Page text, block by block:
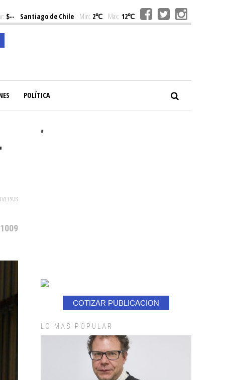
$-- Santiago de Chile Min: 2℃ Max: 12℃
POLÍTICA
#
COTIZAR PUBLICACION
LO MAS POPULAR